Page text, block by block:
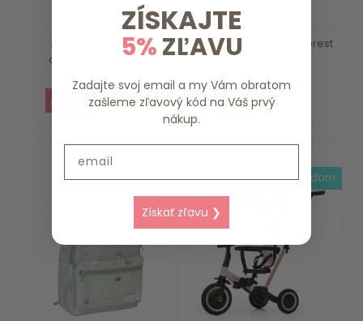
Záhradný domček
drevený Little Dutch
375.59 €
Kresliaci tablet Blue Forest
15.79 €
skladom skladom
ZÍSKAJTE
5%ZĽAVU
Zadajte svoj email a my Vám obratom
zašleme zľavový kód na Váš prvý
nákup.
Získať zľavu ❯